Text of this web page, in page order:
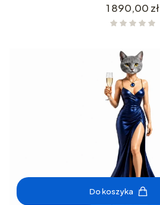
Cena
1 890,00 zł
Do koszyka